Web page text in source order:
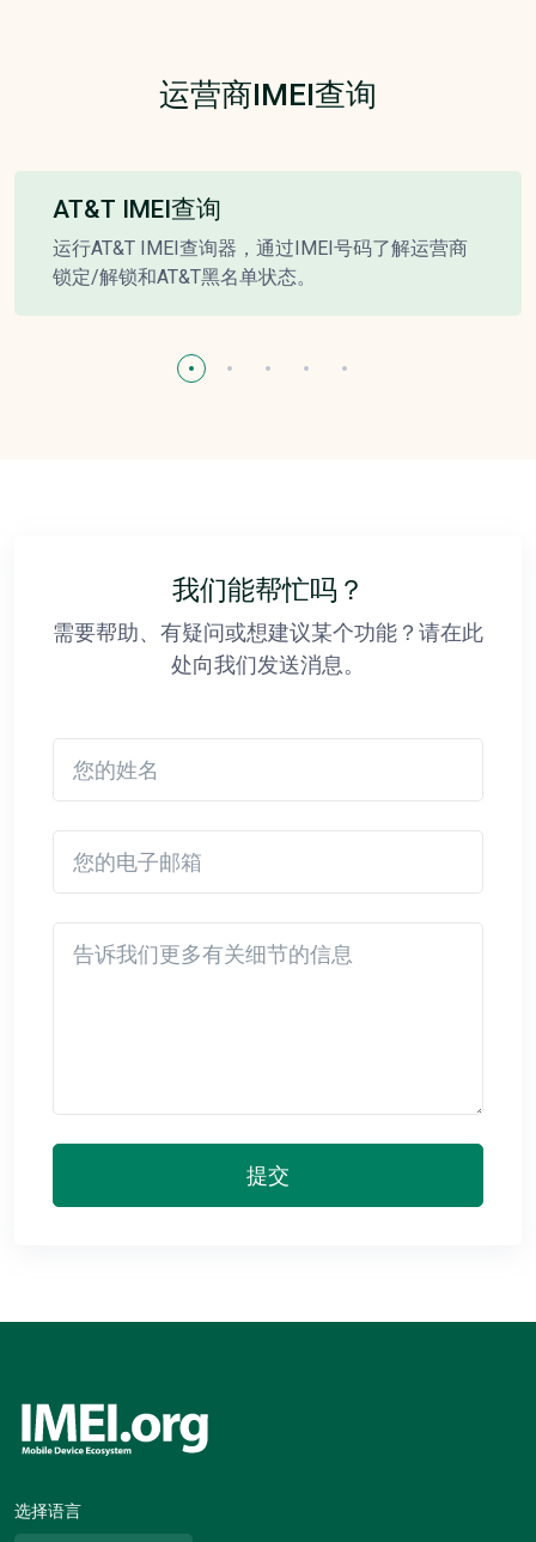
运营商IMEI查询
AT&T IMEI查询
运行AT&T IMEI查询器，通过IMEI号码了解运营商
锁定/解锁和AT&T黑名单状态。
我们能帮忙吗？
需要帮助、有疑问或想建议某个功能？请在此
处向我们发送消息。
提交
选择语言